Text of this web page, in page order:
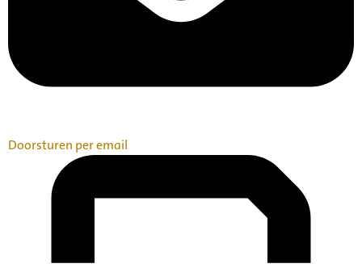
Doorsturen per email